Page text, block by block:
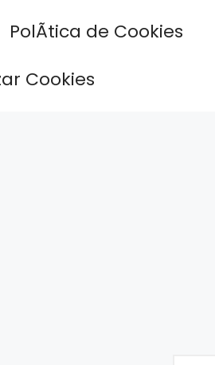
PolÃ­tica de Cookies
Cookies